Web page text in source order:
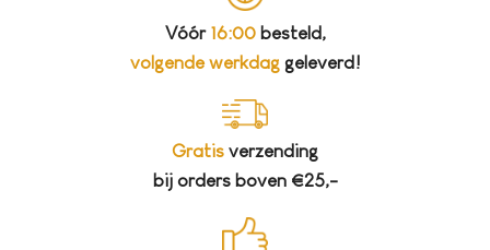
Vóór 16:00besteld,
volgende werkdag geleverd!
Gratis verzending
bij orders boven €25,-